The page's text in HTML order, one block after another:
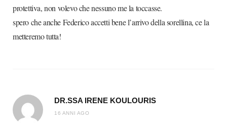
protettiva, non volevo che nessuno me la toccasse.
spero che anche Federico accetti bene l’arrivo della sorellina, ce la
metteremo tutta!
DR.SSA IRENE KOULOURIS
16 ANNI AGO